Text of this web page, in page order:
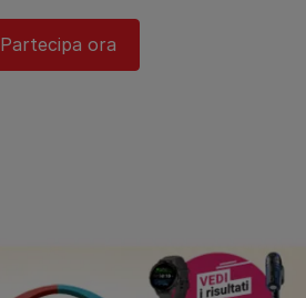
Partecipa ora